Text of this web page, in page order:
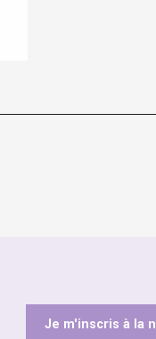
Je m'inscris à la